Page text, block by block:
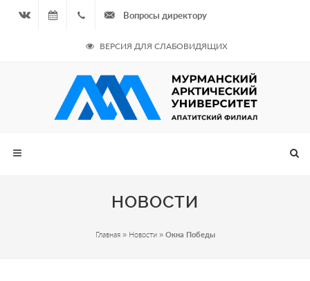
09.08.2026
- Чётная
неделя
964
687
Вопросы директору
ВЕРСИЯ ДЛЯ СЛАБОВИДЯЩИХ
НОВОСТИ
Главная» Новости» Окна Победы